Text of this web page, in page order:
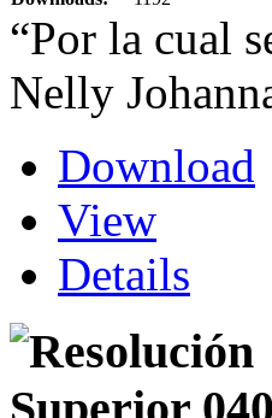
“Por la cual
Nelly
Download
View
Details